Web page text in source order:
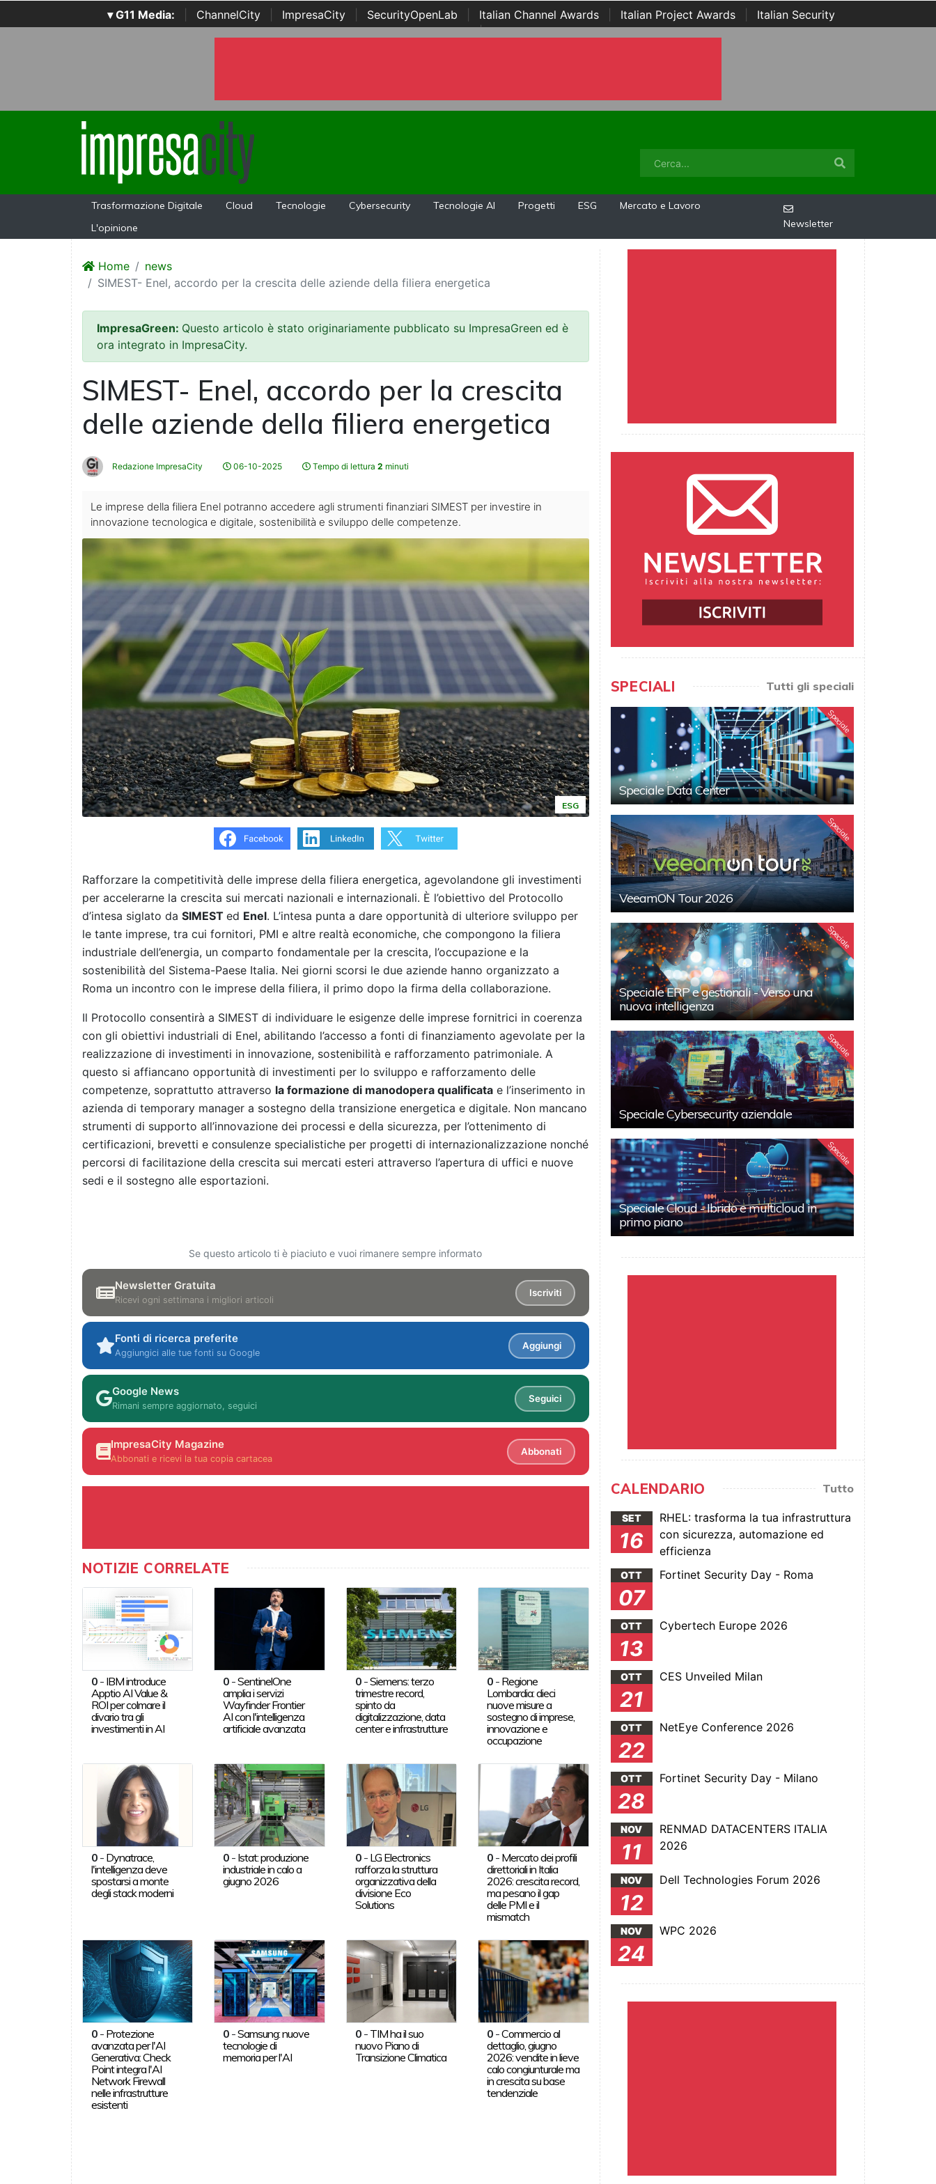
▾ G11 Media: ChannelCity ImpresaCity SecurityOpenLab Italian Channel Awards Italian Project Awards
Italian Security
Awards | ...
Trasformazione Digitale Cloud Tecnologie Cybersecurity Tecnologie AI Progetti ESG
Mercato e Lavoro
L'opinione
Newsletter
Home
news
SIMEST- Enel, accordo per la crescita delle aziende della filiera energetica
ImpresaGreen: Questo articolo è stato originariamente pubblicato su ImpresaGreen ed è
ora integrato in ImpresaCity.
SIMEST- Enel, accordo per la crescita
delle aziende della filiera energetica
Redazione ImpresaCity 06-10-2025 Tempo di lettura 2 minuti
Le imprese della filiera Enel potranno accedere agli strumenti finanziari SIMEST per investire in
innovazione tecnologica e digitale, sostenibilità e sviluppo delle competenze.
ESG
Rafforzare la competitività delle imprese della filiera energetica, agevolandone gli investimenti
per accelerarne la crescita sui mercati nazionali e internazionali. È l’obiettivo del Protocollo
d’intesa siglato da SIMEST ed Enel. L’intesa punta a dare opportunità di ulteriore sviluppo per
le tante imprese, tra cui fornitori, PMI e altre realtà economiche, che compongono la filiera
industriale dell’energia, un comparto fondamentale per la crescita, l’occupazione e la
sostenibilità del Sistema-Paese Italia. Nei giorni scorsi le due aziende hanno organizzato a
Roma un incontro con le imprese della filiera, il primo dopo la firma della collaborazione.
Il Protocollo consentirà a SIMEST di individuare le esigenze delle imprese fornitrici in coerenza
con gli obiettivi industriali di Enel, abilitando l’accesso a fonti di finanziamento agevolate per la
realizzazione di investimenti in innovazione, sostenibilità e rafforzamento patrimoniale. A
questo si affiancano opportunità di investimenti per lo sviluppo e rafforzamento delle
competenze, soprattutto attraverso la formazione di manodopera qualificata e l’inserimento in
azienda di temporary manager a sostegno della transizione energetica e digitale. Non mancano
strumenti di supporto all’innovazione dei processi e della sicurezza, per l’ottenimento di
certificazioni, brevetti e consulenze specialistiche per progetti di internazionalizzazione nonché
percorsi di facilitazione della crescita sui mercati esteri attraverso l’apertura di uffici e nuove
sedi e il sostegno alle esportazioni.
Se questo articolo ti è piaciuto e vuoi rimanere sempre informato
Newsletter Gratuita
Ricevi ogni settimana i migliori articoli
Iscriviti
Fonti di ricerca preferite
Aggiungici alle tue fonti su Google
Aggiungi
Google News
Rimani sempre aggiornato, seguici
Seguici
ImpresaCity Magazine
Abbonati e ricevi la tua copia cartacea
Abbonati
NOTIZIE CORRELATE
0- IBM introduce
Apptio AI Value &
ROI per colmare il
divario tra gli
investimenti in AI
0 -SentinelOne
amplia i servizi
Wayfinder Frontier
AI con l'intelligenza
artificiale avanzata
0-Siemens: terzo
trimestre record,
spinto da
digitalizzazione, data
center e infrastrutture
0 - Regione
Lombardia: dieci
nuove misure a
sostegno di imprese,
innovazione e
occupazione
0- Dynatrace,
l'intelligenza deve
spostarsi a monte
degli stack moderni
0 - Istat: produzione
industriale in calo a
giugno 2026
0- LG Electronics
rafforza la struttura
organizzativa della
divisione Eco
Solutions
0 - Mercato dei profili
direttoriali in Italia
2026: crescita record,
ma pesano il gap
delle PMI e il
mismatch
0- Protezione
avanzata per l'AI
Generativa: Check
Point integra l'AI
Network Firewall
nelle infrastrutture
esistenti
0 -Samsung: nuove
tecnologie di
memoria per l'AI
0- TIM ha il suo
nuovo Piano di
Transizione Climatica
0 -Commercio al
dettaglio, giugno
2026: vendite in lieve
calo congiunturale ma
in crescita su base
tendenziale
SPECIALI Tutti gli speciali
Speciale
Speciale Data Center
Speciale
VeeamON Tour 2026
Speciale
Speciale ERP e gestionali - Verso una
nuova intelligenza
Speciale
Speciale Cybersecurity aziendale
Speciale
Speciale Cloud - Ibrido e multicloud in
primo piano
CALENDARIO Tutto
SET
16
RHEL: trasforma la tua infrastruttura
con sicurezza, automazione ed
efficienza
OTT
07
Fortinet Security Day - Roma
OTT
13
Cybertech Europe 2026
OTT
21
CES Unveiled Milan
OTT
22
NetEye Conference 2026
OTT
28
Fortinet Security Day - Milano
NOV
11
RENMAD DATACENTERS ITALIA
2026
NOV
12
Dell Technologies Forum 2026
NOV
24
WPC 2026